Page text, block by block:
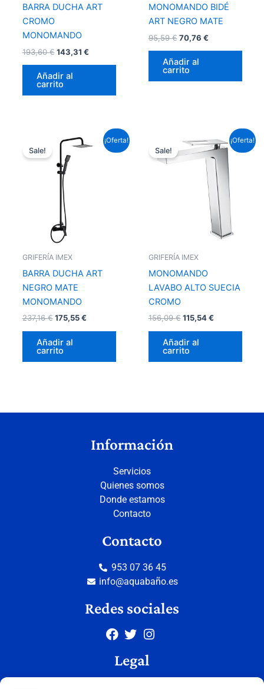
BARRA DUCHA ART
CROMO
MONOMANDO
193,60€ 143,31 €
Añadir al
carrito
MONOMANDO BIDÉ
ART NEGRO MATE
95,59€ 70,76 €
Añadir al
carrito
¡Oferta!
Sale!
GRIFERÍA IMEX
BARRA DUCHA ART
NEGRO MATE
MONOMANDO
237,16€
precio
original
era:
237,16 €.
175,55€
precio
Añadir al
carrito
¡Oferta!
Sale!
GRIFERÍA IMEX
MONOMANDO
LAVABO ALTO SUECIA
CROMO
156,09€
precio
original
156,09 €.
115,54€
precio
actual
es:
115,54 €.
Añadir al
carrito
Información
Servicios
Quienes somos
Donde estamos
Contacto
Contacto
953 07 36 45
info@aquabaño.es
Redes sociales
Legal